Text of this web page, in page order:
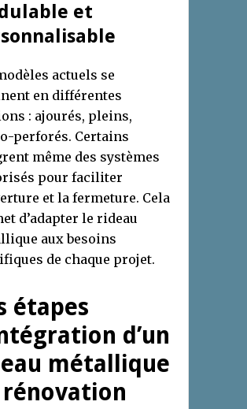
et
actuels se
en différentes
: ajourés, pleins,
perforés. Certains
même des systèmes
pour faciliter
et la fermeture. Cela
d’adapter le rideau
aux besoins
de chaque projet.
étapes
d’un
métallique
rénovation